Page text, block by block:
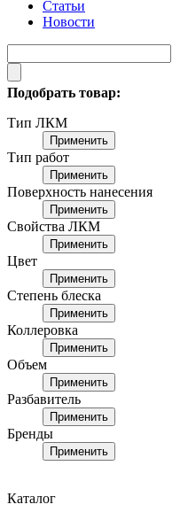
Статьи
Новости
Подобрать товар:
Тип ЛКМ
Применить
Тип работ
Применить
Поверхность нанесения
Применить
Свойства ЛКМ
Применить
Цвет
Применить
Степень блеска
Применить
Коллеровка
Применить
Объем
Применить
Разбавитель
Применить
Бренды
Применить
Каталог